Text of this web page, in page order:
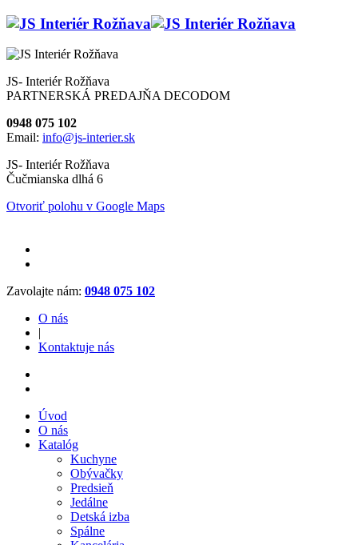
JS- Interiér Rožňava
PARTNERSKÁ PREDAJŇA DECODOM
0948 075 102
Email: info@js-interier.sk
JS- Interiér Rožňava
Čučmianska dlhá 6
Otvoriť polohu v Google Maps
Zavolajte nám: 0948 075 102
O nás
|
Kontaktuje nás
Úvod
O nás
Katalóg
Kuchyne
Obývačky
Predsieň
Jedálne
Detská izba
Spálne